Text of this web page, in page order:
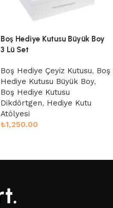
Boş Hediye Kutusu Büyük Boy
3 Lü Set
Boş Hediye Çeyiz Kutusu, Boş
Hediye Kutusu Büyük Boy,
Boş Hediye Kutusu
Dikdörtgen, Hediye Kutu
Atölyesi
₺1,250.00